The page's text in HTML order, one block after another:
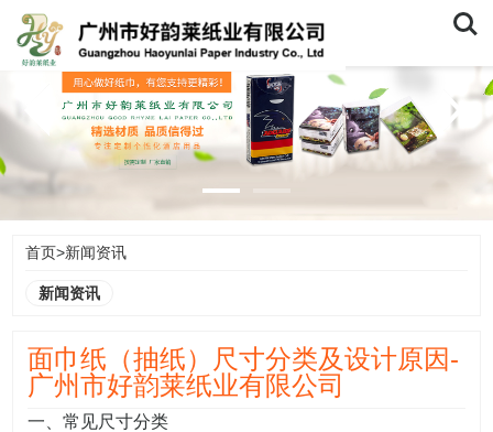
首页>新闻资讯
新闻资讯
面巾纸（抽纸）尺寸分类及设计原因-
广州市好韵莱纸业有限公司
一、常见尺寸分类